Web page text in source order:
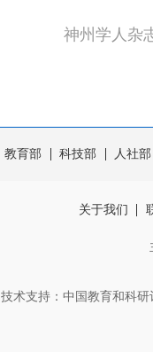
神州学人杂
教育部 科技部 人社部
关于我们
技术支持：中国教育和科研